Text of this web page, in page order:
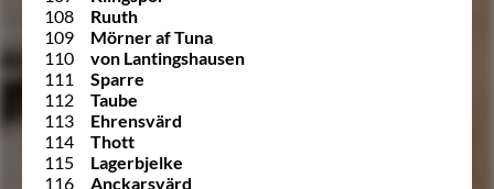
108
Ruuth
109
Mörner af Tuna
110
von Lantingshausen
111
Sparre
112
Taube
113
Ehrensvärd
114
Thott
115
Lagerbjelke
116
Anckarsvärd